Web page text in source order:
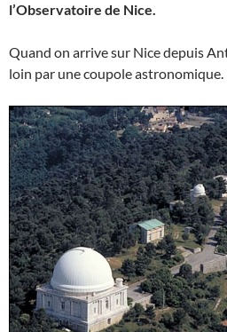
l’Observatoire de Nice.
Quand on arrive sur Nice depuis
loin par une coupole astronomique.